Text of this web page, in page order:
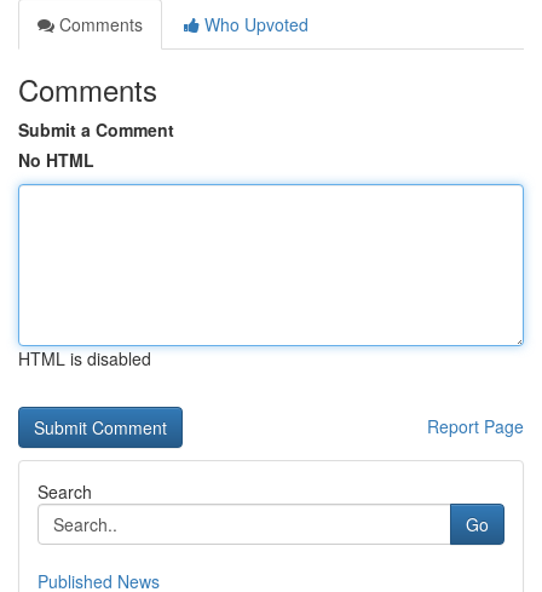
Comments
Who Upvoted
Comments
Submit a Comment
No HTML
HTML is disabled
Report Page
Search
Go
Published News